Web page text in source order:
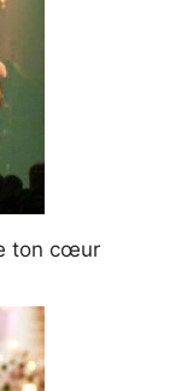
ton cœur